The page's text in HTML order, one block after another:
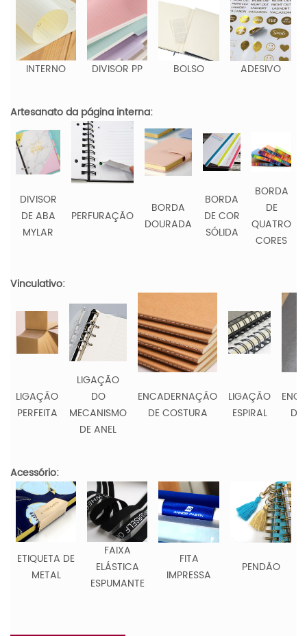
INTERNO DIVISOR PP BOLSO ADESIVO
Artesanato da página interna:
DIVISOR
DE ABA
MYLAR
PERFURAÇÃO
BORDA
DOURADA
BORDA
DE COR
SÓLIDA
BORDA
DE
QUATRO
CORES
Vinculativo:
LIGAÇÃO
PERFEITA
LIGAÇÃO
DO
MECANISMO
DE ANEL
ENCADERNAÇÃO
DE COSTURA
LIGAÇÃO
ESPIRAL
DE
Acessório:
ETIQUETA DE
METAL
FAIXA
ELÁSTICA
ESPUMANTE
FITA
IMPRESSA
PENDÃO